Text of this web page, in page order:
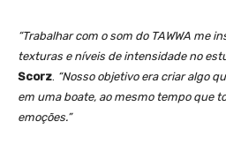
“Trabalhar com o som do TAWWA me
texturas e níveis de intensidade no
Scorz “Nosso objetivo era criar algo
em uma boate, ao mesmo tempo que
emoções.”